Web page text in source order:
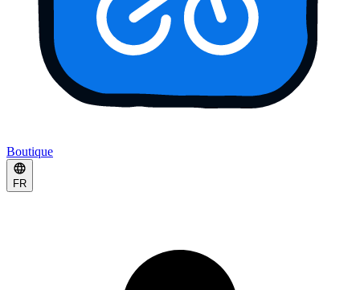
Boutique
FR